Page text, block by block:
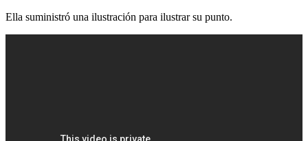
Ella suministró una ilustración para ilustrar su punto.